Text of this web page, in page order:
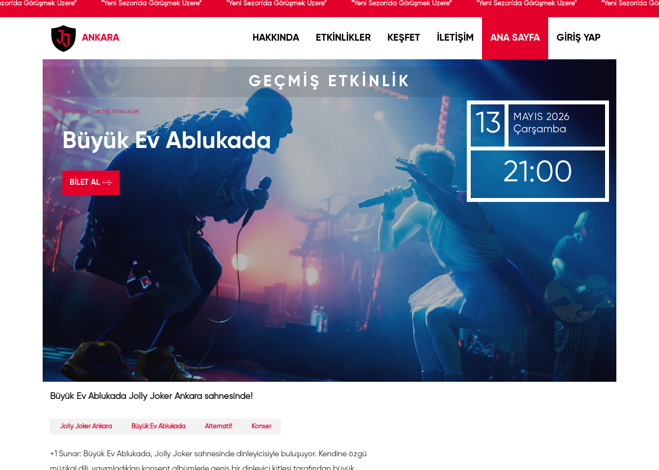
Görüşmek Üzere* *Yeni Sezon'da Görüşmek Üzere* *Yeni Sezon'da Görüşmek Üzere* *Yeni Sezon'da Görüşmek Üzere* *Yeni Sezon'da Görüşmek Üzere* *Yeni Sezon'da
ANKARA HAKKINDA ETKİNLİKLER KEŞFET İLETİŞİM ANA SAYFA GİRİŞ YAP
GEÇMİŞ ETKİNLİK
ANA SAYFA GEÇMİŞ ETKİNLİKLER
Büyük Ev Ablukada
13 MAYIS 2026
Çarşamba
21:00
BILET AL
Büyük Ev Ablukada Jolly Joker Ankara sahnesinde!
Jolly Joker Ankara Büyük Ev Ablukada Alternatif Konser
+1 Sunar: Büyük Ev Ablukada, Jolly Joker sahnesinde dinleyicisiyle buluşuyor. Kendine özgü